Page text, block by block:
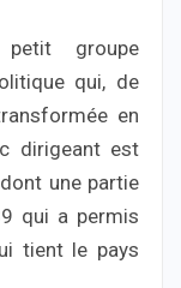
petit groupe
qui, de
en
dirigeant est
une partie
qui a permis
tient le pays